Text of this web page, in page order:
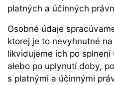
platných a účinných
Osobné údaje
ktorej je to nevyhnutné
likvidujeme ich po
alebo po uplynutí doby,
s platnými a účinnými